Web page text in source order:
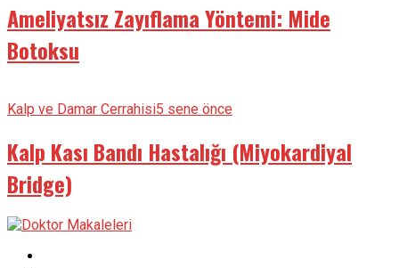
Ameliyatsız Zayıflama Yöntemi: Mide
Botoksu
Kalp ve Damar Cerrahisi5 sene önce
Kalp Kası Bandı Hastalığı (Miyokardiyal
Bridge)